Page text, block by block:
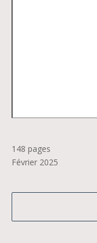
148 pages
Février 2025